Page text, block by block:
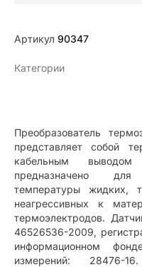
Артикул 90347
Категории
Преобразователь
представляет собой
кабельным
предназначено
температуры жидких,
неагрессивных к
термоэлектродов.
46526536-2009,
информационном
измерений: 28476-